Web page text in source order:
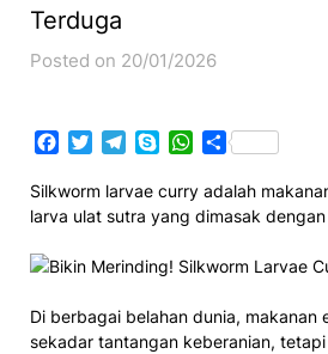
Terduga
Posted on 20/01/2026
Facebook
TwitterTelegram
SkypeWhatsApp
Share
Silkworm larvae curry adalah
larva ulat sutra yang dimasak
Di berbagai belahan dunia, makanan
sekadar tantangan keberanian,